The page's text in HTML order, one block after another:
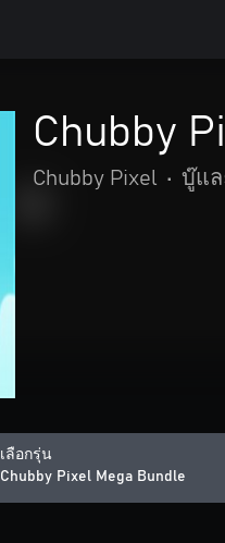
Chubby
Chubby Pixel • บู๊แ
เลือกรุ่น
Chubby Pixel Mega Bundle